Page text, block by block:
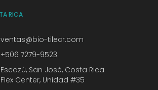
RICA
ventas@bio-tilecr.com
+506 7279-9523
Escazú, San José, Costa Rica
Flex Center, Unidad #35